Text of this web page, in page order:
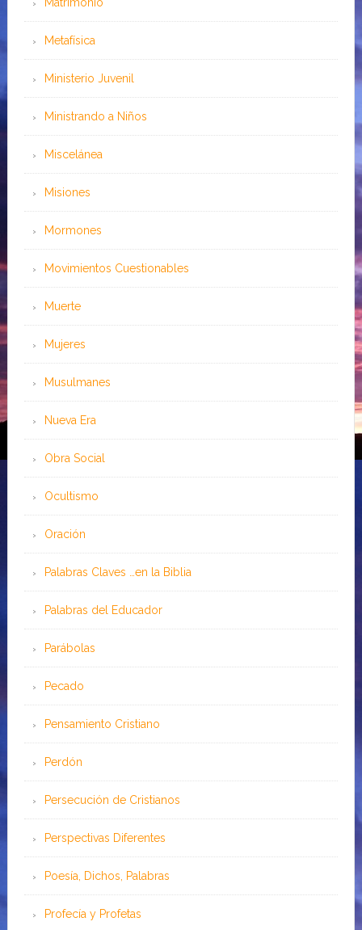
Metafísica
Ministerio Juvenil
Ministrando a Niños
Miscelánea
Misiones
Mormones
Movimientos Cuestionables
Muerte
Mujeres
Musulmanes
Nueva Era
Obra Social
Ocultismo
Oración
Palabras Claves …en la Biblia
Palabras del Educador
Parábolas
Pecado
Pensamiento Cristiano
Perdón
Persecución de Cristianos
Perspectivas Diferentes
Poesía, Dichos, Palabras
Profecía y Profetas